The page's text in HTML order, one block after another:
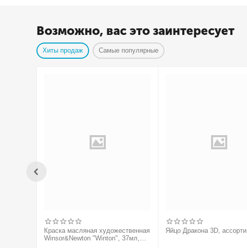
Возможно, вас это заинтересует
Хиты продаж Самые популярные
Краска масляная художественная
Winsor&Newton "Winton", 37мл,
Яйцо Дракона 3D, ассорти